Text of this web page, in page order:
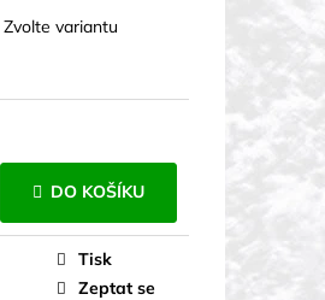
Zvolte variantu
DO KOŠÍKU
Tisk
Zeptat se